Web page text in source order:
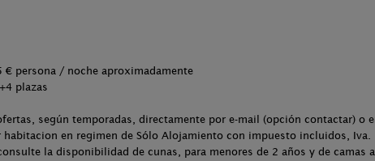
€ persona / noche aproximadamente
plazas
según temporadas, directamente por e-mail (opción contactar) o
habitacion en regimen de Sólo Alojamiento con impuesto incluidos, Iva.
la disponibilidad de cunas, para menores de 2 años y de camas